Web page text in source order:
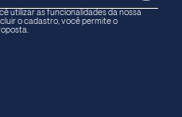
utilizar as funcionalidades da nossa
o cadastro, você permite o